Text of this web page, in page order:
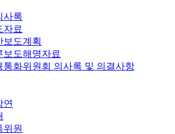
사록
자료
보도계획
보도해명자료
통화위원회 의사록 및 의결사항
연
위원